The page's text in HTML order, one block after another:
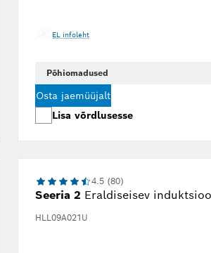
EL infoleht
Põhiomadused
Osta jaemüüjalt
Lisa võrdlusesse
Seeria 2 Eraldiseisev
HLL09A021U
4.5 (80)